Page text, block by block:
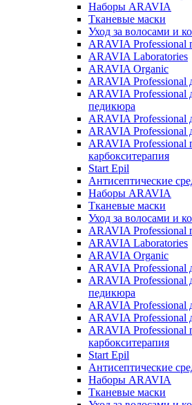
Наборы ARAVIA
Тканевые маски
Уход за волосами и
ARAVIA Professional
ARAVIA Laboratories
ARAVIA Organic
ARAVIA Professional
ARAVIA Professional
педикюра
ARAVIA Professional
ARAVIA Professional
ARAVIA Professional
карбокситерапия
Start Epil
Антисептические
Наборы ARAVIA
Тканевые маски
Уход за волосами и
ARAVIA Professional
ARAVIA Laboratories
ARAVIA Organic
ARAVIA Professional
ARAVIA Professional
педикюра
ARAVIA Professional
ARAVIA Professional
ARAVIA Professional
карбокситерапия
Start Epil
Антисептические
Наборы ARAVIA
Тканевые маски